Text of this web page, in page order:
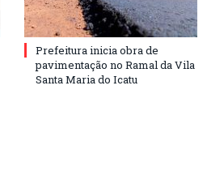
Prefeitura inicia obra de
pavimentação no Ramal da Vila
Santa Maria do Icatu